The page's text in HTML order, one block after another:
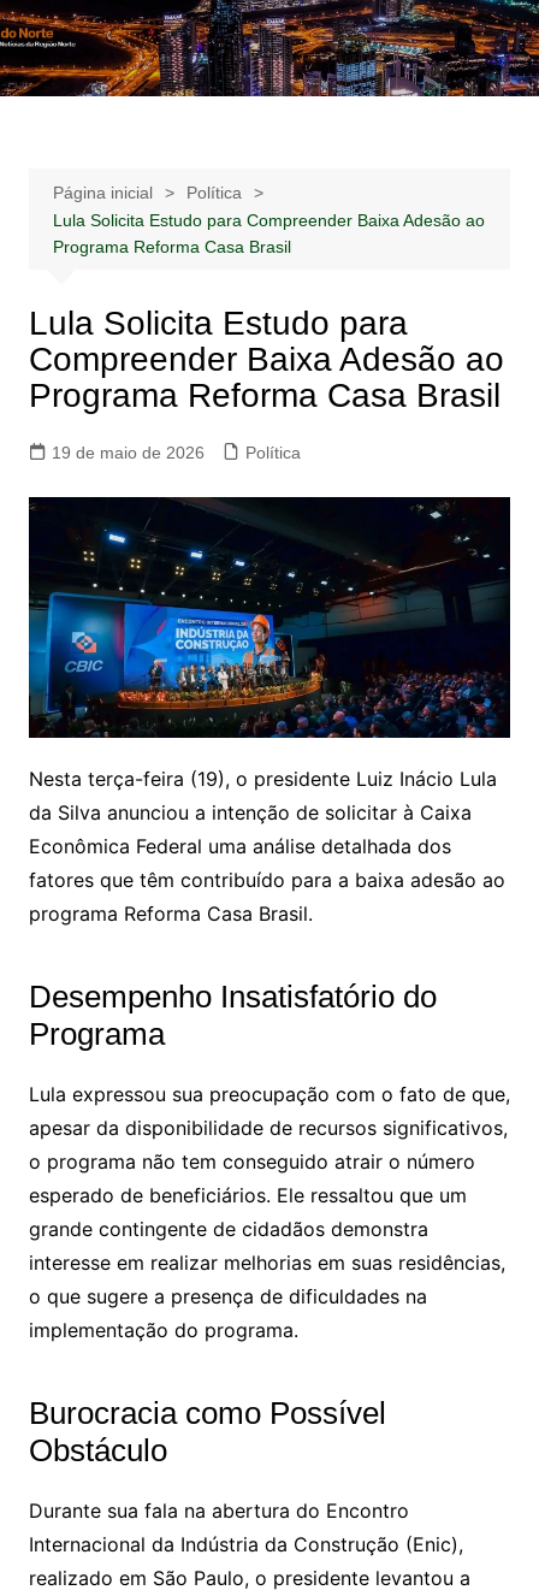
Ir
para
o
Notícias –
Publicidades –
Notícias – Publicidades – Anúncios
Página inicial
Política
Lula Solicita Estudo para Compreender Baixa Adesão ao
Programa Reforma Casa Brasil
Lula Solicita Estudo para
Compreender Baixa Adesão ao
Programa Reforma Casa Brasil
19 de maio de 2026 Política
Nesta terça-feira (19), o presidente Luiz Inácio Lula
da Silva anunciou a intenção de solicitar à Caixa
Econômica Federal uma análise detalhada dos
fatores que têm contribuído para a baixa adesão ao
programa Reforma Casa Brasil.
Desempenho Insatisfatório do
Programa
Lula expressou sua preocupação com o fato de que,
apesar da disponibilidade de recursos significativos,
o programa não tem conseguido atrair o número
esperado de beneficiários. Ele ressaltou que um
grande contingente de cidadãos demonstra
interesse em realizar melhorias em suas residências,
o que sugere a presença de dificuldades na
implementação do programa.
Burocracia como Possível
Obstáculo
Durante sua fala na abertura do Encontro
Internacional da Indústria da Construção (Enic),
realizado em São Paulo, o presidente levantou a